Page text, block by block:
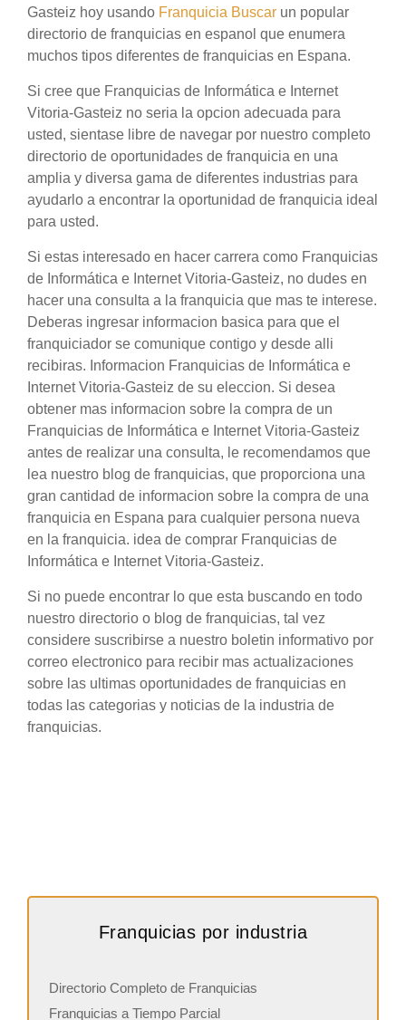
Gasteiz hoy usando Franquicia Buscar un popular
directorio de franquicias en espanol que enumera
muchos tipos diferentes de franquicias en Espana.
Si cree que Franquicias de Informática e Internet
Vitoria-Gasteiz no seria la opcion adecuada para
usted, sientase libre de navegar por nuestro completo
directorio de oportunidades de franquicia en una
amplia y diversa gama de diferentes industrias para
ayudarlo a encontrar la oportunidad de franquicia ideal
para usted.
Si estas interesado en hacer carrera como Franquicias
de Informática e Internet Vitoria-Gasteiz, no dudes en
hacer una consulta a la franquicia que mas te interese.
Deberas ingresar informacion basica para que el
franquiciador se comunique contigo y desde alli
recibiras. Informacion Franquicias de Informática e
Internet Vitoria-Gasteiz de su eleccion. Si desea
obtener mas informacion sobre la compra de un
Franquicias de Informática e Internet Vitoria-Gasteiz
antes de realizar una consulta, le recomendamos que
lea nuestro blog de franquicias, que proporciona una
gran cantidad de informacion sobre la compra de una
franquicia en Espana para cualquier persona nueva
en la franquicia. idea de comprar Franquicias de
Informática e Internet Vitoria-Gasteiz.
Si no puede encontrar lo que esta buscando en todo
nuestro directorio o blog de franquicias, tal vez
considere suscribirse a nuestro boletin informativo por
correo electronico para recibir mas actualizaciones
sobre las ultimas oportunidades de franquicias en
todas las categorias y noticias de la industria de
franquicias.
Franquicias por industria
Directorio Completo de Franquicias
Franquicias a Tiempo Parcial